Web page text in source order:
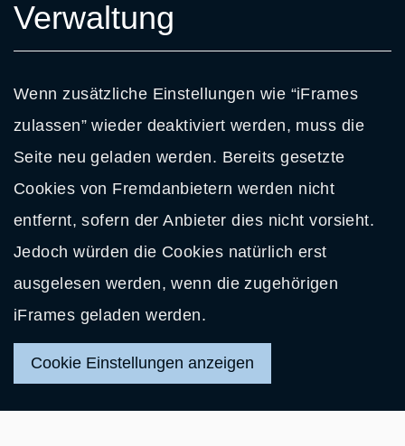
Verwaltung
Wenn zusätzliche Einstellungen wie “iFrames
zulassen” wieder deaktiviert werden, muss die
Seite neu geladen werden. Bereits gesetzte
Cookies von Fremdanbietern werden nicht
entfernt, sofern der Anbieter dies nicht vorsieht.
Jedoch würden die Cookies natürlich erst
ausgelesen werden, wenn die zugehörigen
iFrames geladen werden.
Cookie Einstellungen anzeigen